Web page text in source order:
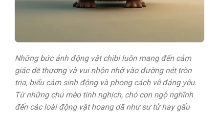
Những bức ảnh động vật chibi luôn mang đến cảm
giác dễ thương và vui nhộn nhờ vào đường nét tròn
trịa, biểu cảm sinh động và phong cách vẽ đáng yêu.
Từ những chú mèo tinh nghịch, chó con ngộ nghĩnh
đến các loài động vật hoang dã như sư tử hay gấu